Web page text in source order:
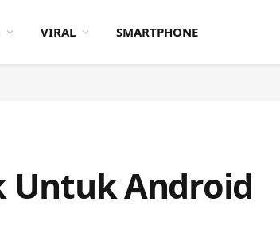
VIRAL SMARTPHONE
Untuk Android